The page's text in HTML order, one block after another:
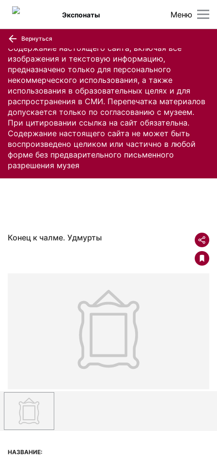
Содержание настоящего сайта, включая все
изображения и текстовую информацию,
предназначено только для персонального
некоммерческого использования, а также
использования в образовательных целях и для
распространения в СМИ. Перепечатка материалов
допускается только по согласованию с музеем.
При цитировании ссылка на сайт обязательна.
Содержание настоящего сайта не может быть
воспроизведено целиком или частично в любой
форме без предварительного письменного
разрешения музея
Меню
Экспонаты
Вернуться
Конец к чалме. Удмурты
НАЗВАНИЕ: